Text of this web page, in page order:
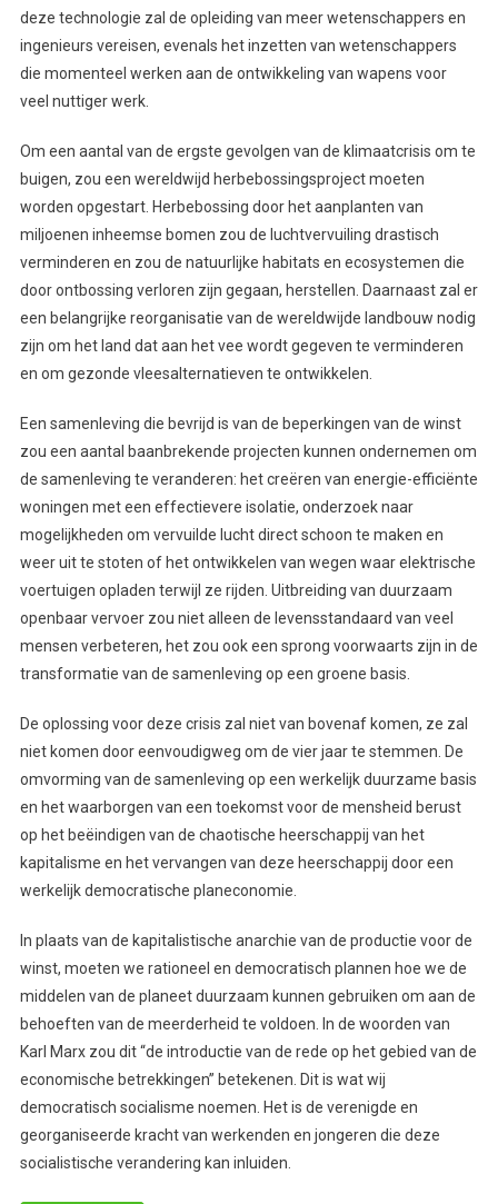
deze technologie zal de opleiding van meer wetenschappers en
ingenieurs vereisen, evenals het inzetten van wetenschappers
die momenteel werken aan de ontwikkeling van wapens voor
veel nuttiger werk.
Om een aantal van de ergste gevolgen van de klimaatcrisis om te
buigen, zou een wereldwijd herbebossingsproject moeten
worden opgestart. Herbebossing door het aanplanten van
miljoenen inheemse bomen zou de luchtvervuiling drastisch
verminderen en zou de natuurlijke habitats en ecosystemen die
door ontbossing verloren zijn gegaan, herstellen. Daarnaast zal er
een belangrijke reorganisatie van de wereldwijde landbouw nodig
zijn om het land dat aan het vee wordt gegeven te verminderen
en om gezonde vleesalternatieven te ontwikkelen.
Een samenleving die bevrijd is van de beperkingen van de winst
zou een aantal baanbrekende projecten kunnen ondernemen om
de samenleving te veranderen: het creëren van energie-efficiënte
woningen met een effectievere isolatie, onderzoek naar
mogelijkheden om vervuilde lucht direct schoon te maken en
weer uit te stoten of het ontwikkelen van wegen waar elektrische
voertuigen opladen terwijl ze rijden. Uitbreiding van duurzaam
openbaar vervoer zou niet alleen de levensstandaard van veel
mensen verbeteren, het zou ook een sprong voorwaarts zijn in de
transformatie van de samenleving op een groene basis.
De oplossing voor deze crisis zal niet van bovenaf komen, ze zal
niet komen door eenvoudigweg om de vier jaar te stemmen. De
omvorming van de samenleving op een werkelijk duurzame basis
en het waarborgen van een toekomst voor de mensheid berust
op het beëindigen van de chaotische heerschappij van het
kapitalisme en het vervangen van deze heerschappij door een
werkelijk democratische planeconomie.
In plaats van de kapitalistische anarchie van de productie voor de
winst, moeten we rationeel en democratisch plannen hoe we de
middelen van de planeet duurzaam kunnen gebruiken om aan de
behoeften van de meerderheid te voldoen. In de woorden van
Karl Marx zou dit “de introductie van de rede op het gebied van de
economische betrekkingen” betekenen. Dit is wat wij
democratisch socialisme noemen. Het is de verenigde en
georganiseerde kracht van werkenden en jongeren die deze
socialistische verandering kan inluiden.